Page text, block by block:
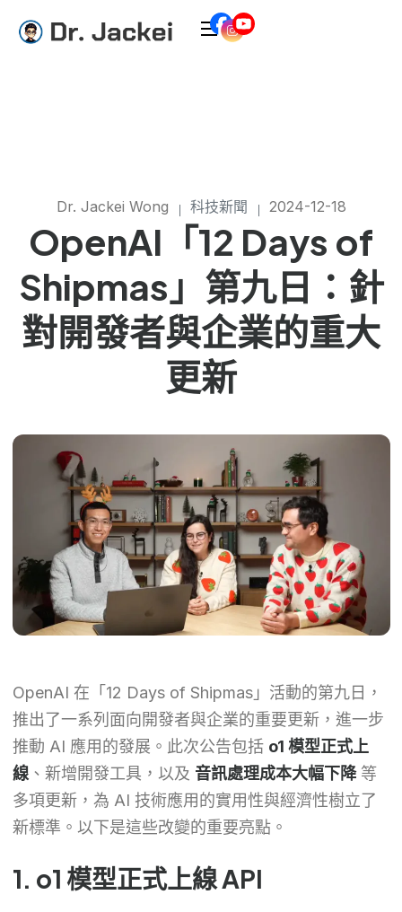
Dr. Jackei Wong 科技新聞 2024-12-18
OpenAI「12 Days of
Shipmas」第九日：針
對開發者與企業的重大
更新
OpenAI 在「12 Days of Shipmas」活動的第九日，
推出了一系列面向開發者與企業的重要更新，進一步
推動 AI 應用的發展。此次公告包括 o1 模型正式上
線、新增開發工具，以及 音訊處理成本大幅下降等
多項更新，為 AI 技術應用的實用性與經濟性樹立了
新標準。以下是這些改變的重要亮點。
1. o1 模型正式上線 API